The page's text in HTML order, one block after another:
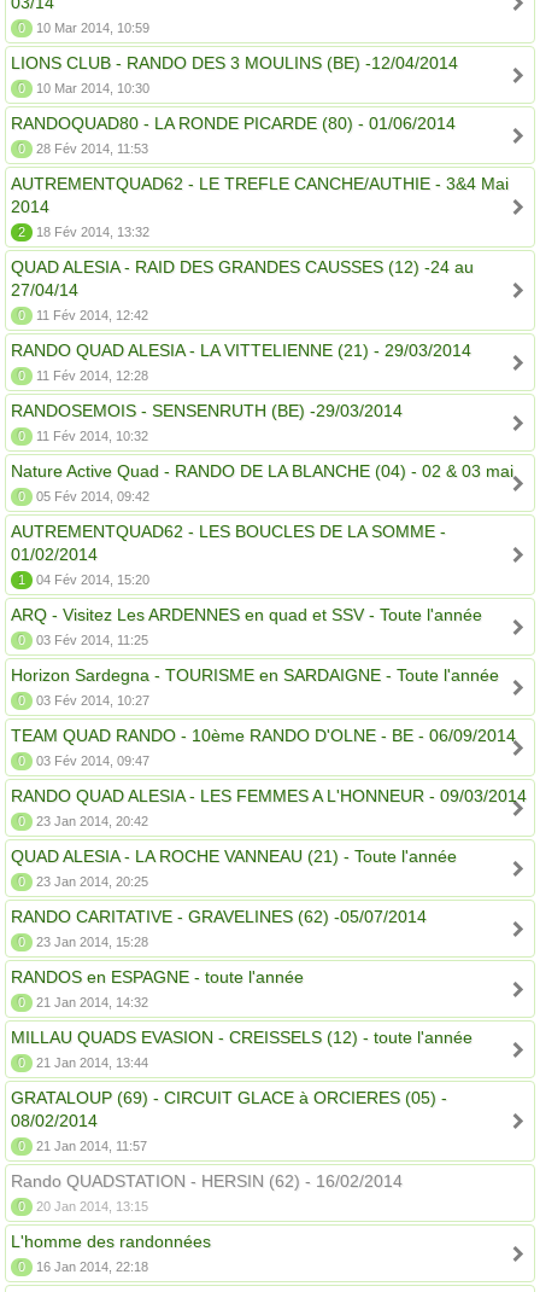
0 10 Mar 2014, 10:59
LIONS CLUB - RANDO DES 3 MOULINS (BE) -12/04/2014
0 10 Mar 2014, 10:30
RANDOQUAD80 - LA RONDE PICARDE (80) - 01/06/2014
0 28 Fév 2014, 11:53
AUTREMENTQUAD62 - LE TREFLE CANCHE/AUTHIE - 3&4 Mai
2014
2 18 Fév 2014, 13:32
QUAD ALESIA - RAID DES GRANDES CAUSSES (12) -24 au
27/04/14
0 11 Fév 2014, 12:42
RANDO QUAD ALESIA - LA VITTELIENNE (21) - 29/03/2014
0 11 Fév 2014, 12:28
RANDOSEMOIS - SENSENRUTH (BE) -29/03/2014
0 11 Fév 2014, 10:32
Nature Active Quad - RANDO DE LA BLANCHE (04) - 02 & 03 mai
0 05 Fév 2014, 09:42
AUTREMENTQUAD62 - LES BOUCLES DE LA SOMME -
01/02/2014
1 04 Fév 2014, 15:20
ARQ - Visitez Les ARDENNES en quad et SSV - Toute l'année
0 03 Fév 2014, 11:25
Horizon Sardegna - TOURISME en SARDAIGNE - Toute l'année
0 03 Fév 2014, 10:27
TEAM QUAD RANDO - 10ème RANDO D'OLNE - BE - 06/09/2014
0 03 Fév 2014, 09:47
RANDO QUAD ALESIA - LES FEMMES A L'HONNEUR - 09/03/2014
0 23 Jan 2014, 20:42
QUAD ALESIA - LA ROCHE VANNEAU (21) - Toute l'année
0 23 Jan 2014, 20:25
RANDO CARITATIVE - GRAVELINES (62) -05/07/2014
0 23 Jan 2014, 15:28
RANDOS en ESPAGNE - toute l'année
0 21 Jan 2014, 14:32
MILLAU QUADS EVASION - CREISSELS (12) - toute l'année
0 21 Jan 2014, 13:44
GRATALOUP (69) - CIRCUIT GLACE à ORCIERES (05) -
08/02/2014
0 21 Jan 2014, 11:57
Rando QUADSTATION - HERSIN (62) - 16/02/2014
0 20 Jan 2014, 13:15
L'homme des randonnées
0 16 Jan 2014, 22:18